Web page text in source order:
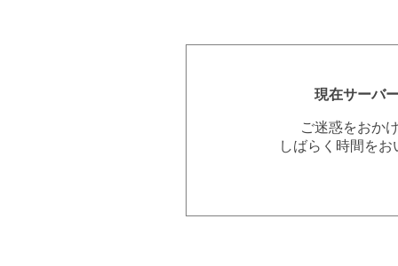
現在サーバ
ご迷惑をおか
しばらく時間を